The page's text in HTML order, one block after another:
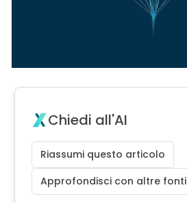
Chiedi all'AI
Riassumi questo articolo
Approfondisci con altre fonti